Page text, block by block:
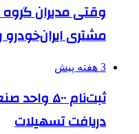
وقتی مدیران
مشتری
3 هفته پیش
ثبت‌نام
دریافت تسهیلات